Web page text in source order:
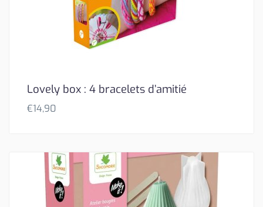
Lovely box : 4 bracelets d’amitié
€14,90